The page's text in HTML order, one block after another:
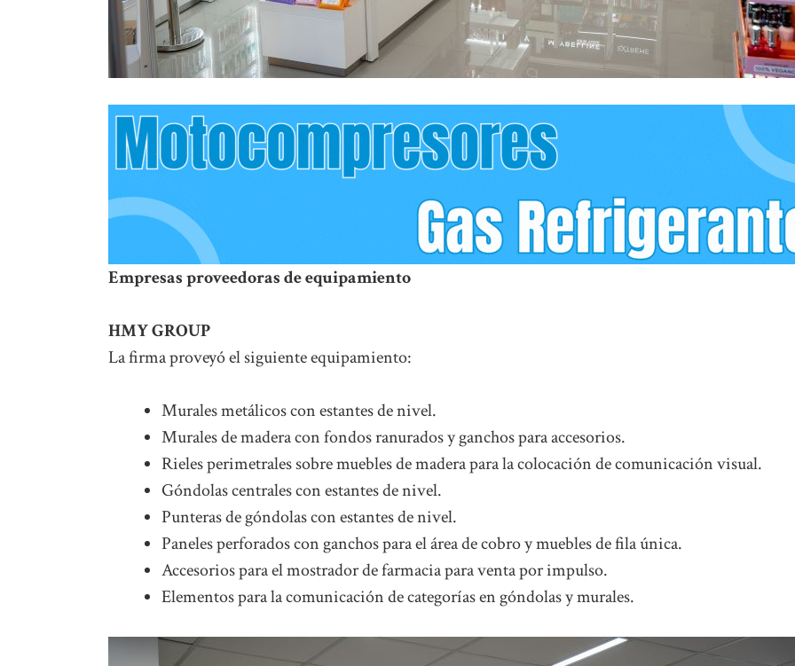
Empresas proveedoras de equipamiento
HMY GROUP
La firma proveyó el siguiente equipamiento:
Murales metálicos con estantes de nivel.
Murales de madera con fondos ranurados y ganchos para accesorios.
Rieles perimetrales sobre muebles de madera para la colocación de comunicación visual.
Góndolas centrales con estantes de nivel.
Punteras de góndolas con estantes de nivel.
Paneles perforados con ganchos para el área de cobro y muebles de fila única.
Accesorios para el mostrador de farmacia para venta por impulso.
Elementos para la comunicación de categorías en góndolas y murales.